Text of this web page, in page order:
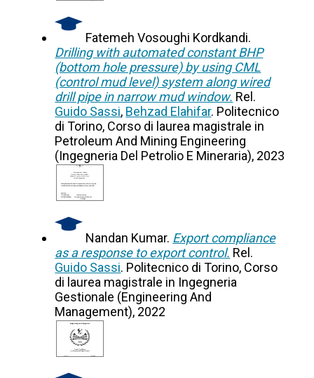
Fatemeh Vosoughi Kordkandi.
Drilling with automated constant BHP
(bottom hole pressure) by using CML
(control mud level) system along wired
drill pipe in narrow mud window. Rel.
Guido Sassi, Behzad Elahifar. Politecnico
di Torino, Corso di laurea magistrale in
Petroleum And Mining Engineering
(Ingegneria Del Petrolio E Mineraria), 2023
Nandan Kumar. Export compliance
as a response to export control. Rel.
Guido Sassi. Politecnico di Torino, Corso
di laurea magistrale in Ingegneria
Gestionale (Engineering And
Management), 2022